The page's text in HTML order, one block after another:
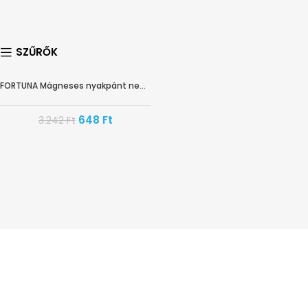
SZŰRŐK
FORTUNA Mágneses nyakpánt neoprén szürke (uni)
3.242Ft 648 Ft